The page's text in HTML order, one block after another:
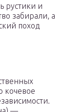
рустики и
забирали, а
поход
кочевое